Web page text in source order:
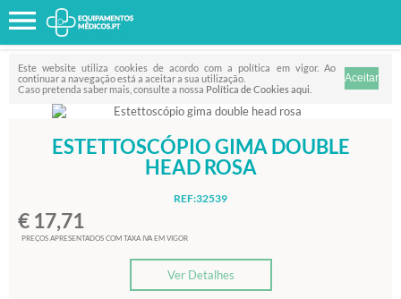
Este website utiliza cookies de acordo com a política em vigor. Ao
continuar a navegação está a aceitar a sua utilização.
Caso pretenda saber mais, consulte a nossa Política de Cookies aqui
ESTETTOSCÓPIO GIMA DOUBLE
HEAD ROSA
REF:32539
€ 17,71
PREÇOS APRESENTADOS COM TAXA IVA EM VIGOR
Ver Detalhes